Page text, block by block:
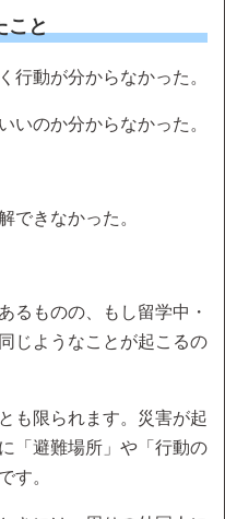
こと
行動が分からなかった。
いのか分からなかった。
できなかった。
るものの、もし留学中・
じようなことが起こるの
も限られます。災害が起
「避難場所」や「行動の
す。